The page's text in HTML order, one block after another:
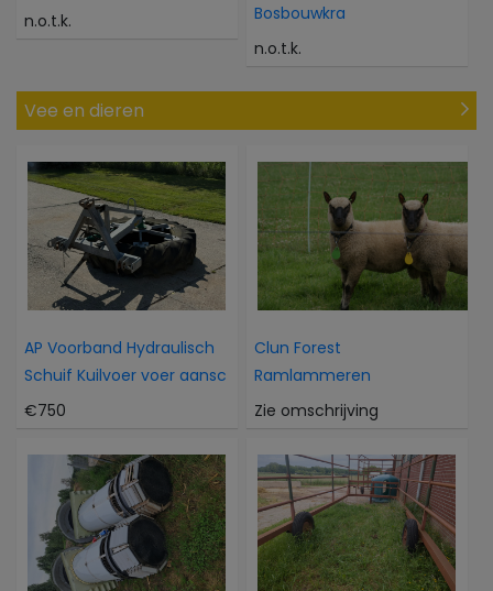
n.o.t.k.
Bosbouwkra
n.o.t.k.
Vee en dieren
AP Voorband Hydraulisch
Schuif Kuilvoer voer aansc
€750
Clun Forest
Ramlammeren
Zie omschrijving